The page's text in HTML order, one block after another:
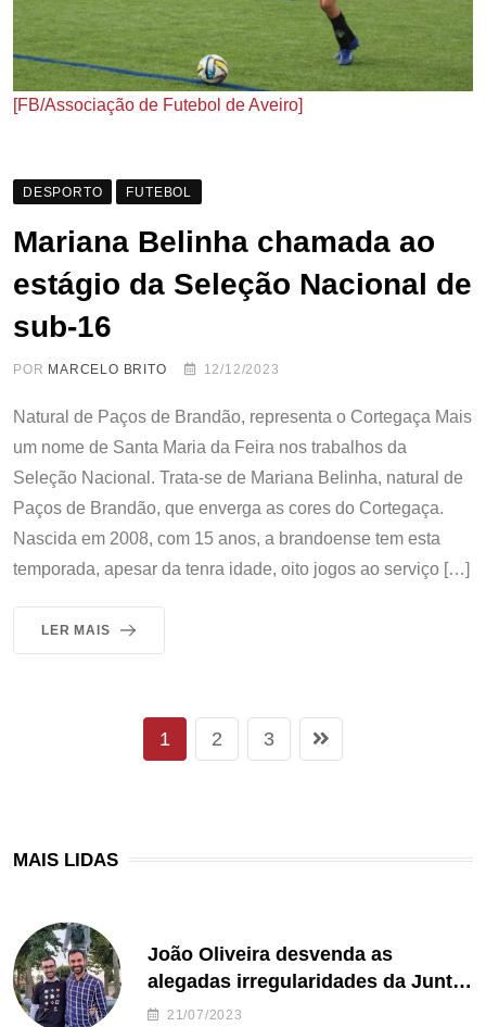
[FB/Associação de Futebol de Aveiro]
DESPORTO FUTEBOL
Mariana Belinha chamada ao
estágio da Seleção Nacional de
sub-16
POR MARCELO BRITO 12/12/2023
Natural de Paços de Brandão, representa o Cortegaça Mais
um nome de Santa Maria da Feira nos trabalhos da
Seleção Nacional. Trata-se de Mariana Belinha, natural de
Paços de Brandão, que enverga as cores do Cortegaça.
Nascida em 2008, com 15 anos, a brandoense tem esta
temporada, apesar da tenra idade, oito jogos ao serviço […]
LER MAIS
1 2 3
MAIS LIDAS
João Oliveira desvenda as
alegadas irregularidades da Junta
de Freguesia S. João de Ver
21/07/2023